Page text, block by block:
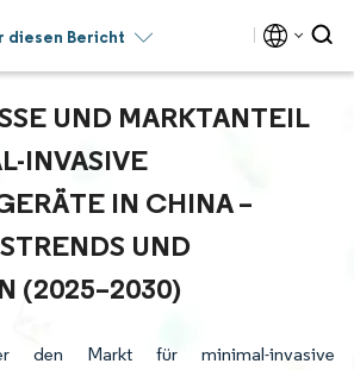
diesen Bericht
UND MARKTANTEIL F
C
IN CHINA – W
UND P
(2025–2030)
den Markt für minimal-invasive